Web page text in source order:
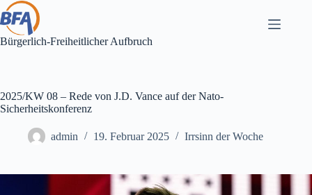
Zum
Inhalt
springen
Bürgerlich-Freiheitlicher Aufbruch
2025/KW 08 – Rede von J.D. Vance auf der Nato-
Sicherheitskonferenz
admin 19. Februar 2025 Irrsinn der Woche